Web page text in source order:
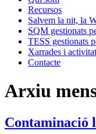
Recursos
Salvem la nit, la
SQM gestionats
TESS gestionats
Xarrades i
Contacte
Arxiu
Contaminació